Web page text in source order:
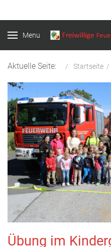
Menu
Aktuelle Seite: Startseite
Übung im